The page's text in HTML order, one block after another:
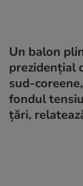
Un balon
prezidenţial
sud-
fondul
ţări,